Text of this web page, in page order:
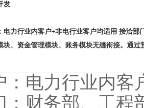
发
电力行业内客户+非电行业客户均适用 接洽
块、资金管理模块、账务模块无缝衔接。通过
：电力行业内
：财务部、工程